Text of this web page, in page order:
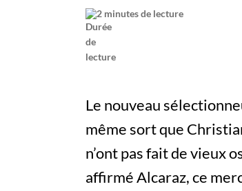
2 minutes de lecture
Le nouveau
même sort que
n’ont pas fait de vieux
affirmé Alcaraz, ce